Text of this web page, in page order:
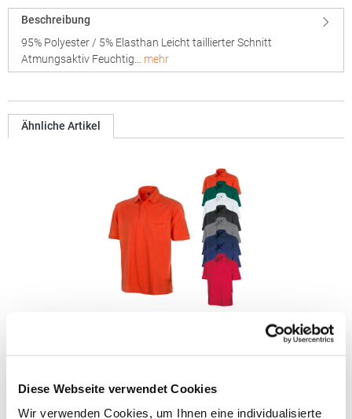
Diese Webseite verwendet Cookies
Wir verwenden Cookies, um Ihnen eine individualisierte
Beschreibung
95% Polyester / 5% Elasthan Leicht taillierter Schnitt
Atmungsaktiv Feuchtig… mehr
Ähnliche Artikel
RT312 Result WORK-GUARD Apex Poloshirt Kurzarm
mit Polyfilm für Formstabilität Flachstrick-Kragen und